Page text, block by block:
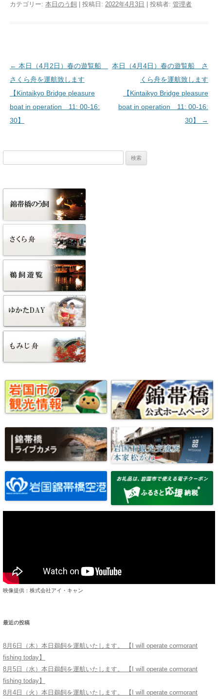
カテゴリー: 本日のう飼 | 投稿日: 2022年4月3日 投稿者: 管理者
投稿ナビゲーション
← 本日（4月2日）春の遊覧船
さくら舟を運航致します
【Kintaikyo Bridge pleasure
boat in operation 11: 00-16:
30】
本日（4月4日）春の遊覧船 さ
くら舟を運航致します
【Kintaikyo Bridge pleasure
boat in operation 11: 00-16:
30】
→
映像提供：株式会社アイ・キャン
最近の投稿
8月6日（木）本日鵜飼を運航いたします。 【I will operate cormorant
fishing today】
8月5日（水）本日鵜飼を運航いたします。 【I will operate cormorant
fishing today】
8月4日（火）本日鵜飼を運航いたします。 【I will operate cormorant